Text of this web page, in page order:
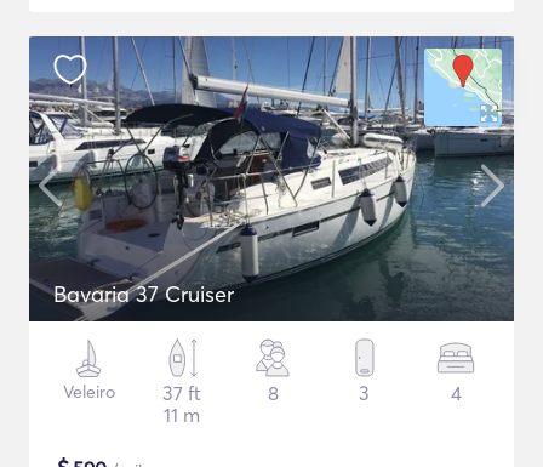
Bavaria 37 Cruiser
Veleiro
37 ft
11 m
8 3 4